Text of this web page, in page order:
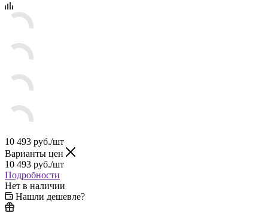
10 493 руб./шт
Варианты цен
10 493 руб./шт
Подробности
Нет в наличии
Нашли дешевле?